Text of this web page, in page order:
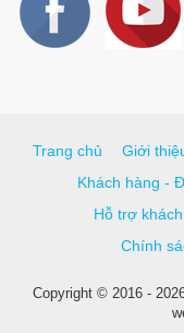
Trang chủ Giới
Khách hàng -
Hỗ trợ
Chính
Copyright © 2016 -